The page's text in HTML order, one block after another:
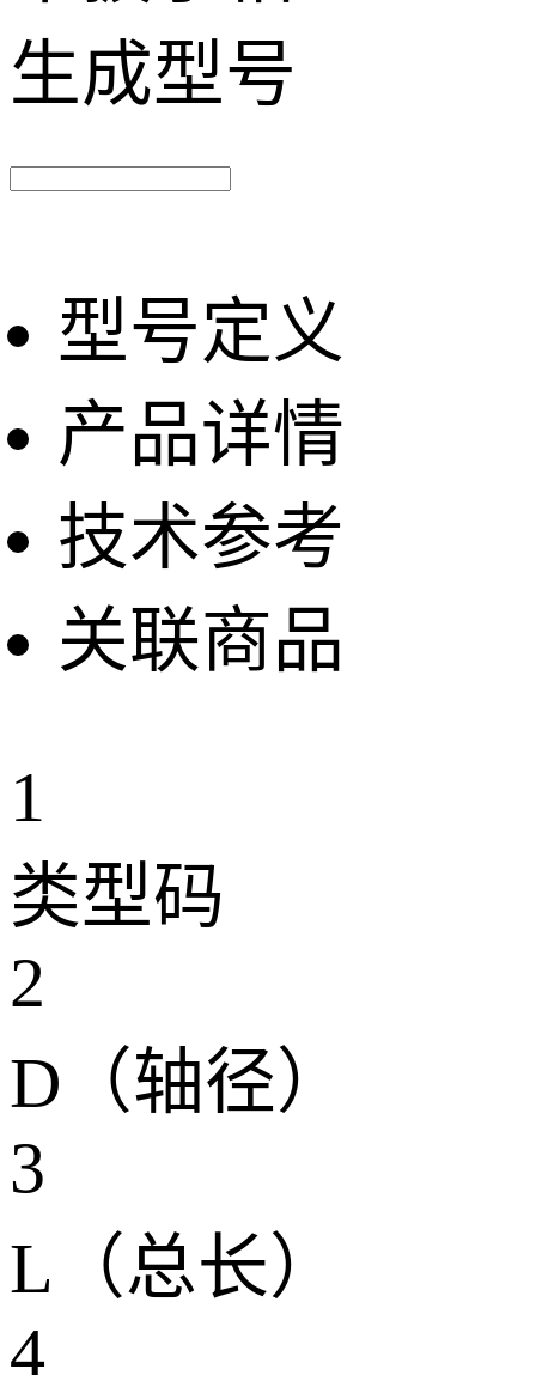
生成型号
型号定义
产品详情
技术参考
关联商品
1
类型码
2
D（轴径）
3
L（总长）
4